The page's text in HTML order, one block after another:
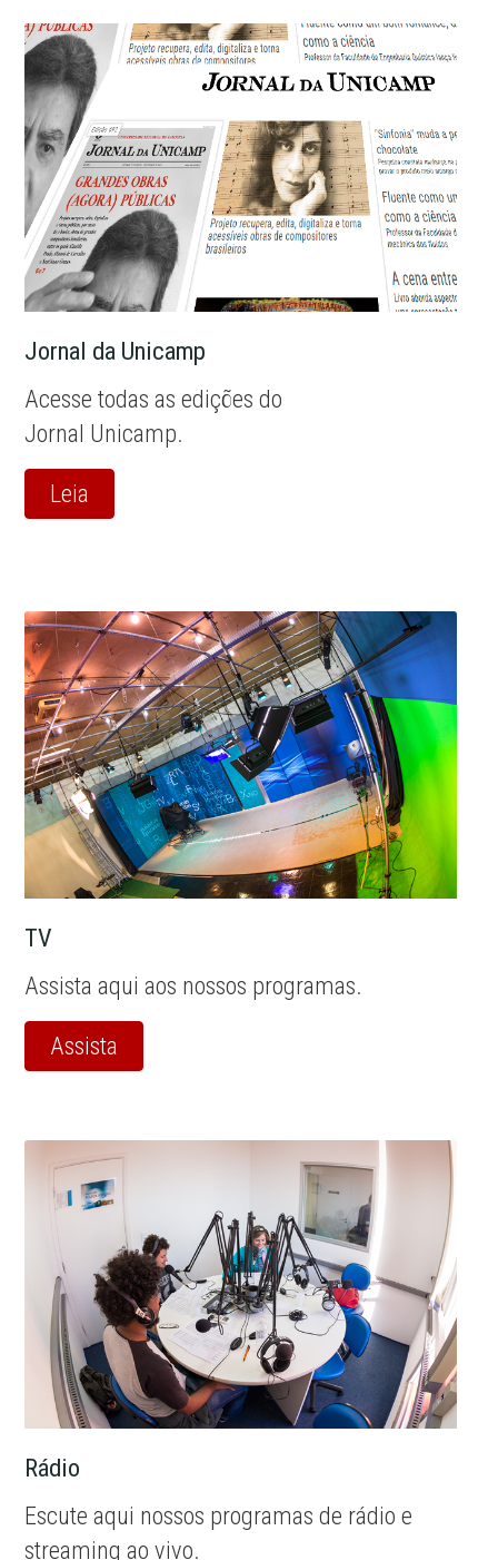
Jornal da Unicamp
Acesse todas as edições do
Jornal Unicamp.
Leia
TV
Assista aqui aos nossos programas.
Assista
Rádio
Escute aqui nossos programas de rádio e
streaming ao vivo.